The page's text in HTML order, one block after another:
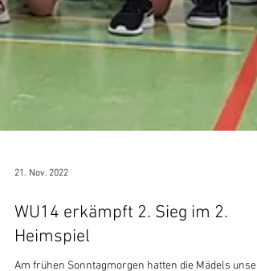
21. Nov. 2022
WU14 erkämpft 2. Sieg im 2.